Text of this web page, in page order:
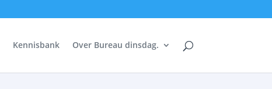
Kennisbank Over Bureau dinsdag.